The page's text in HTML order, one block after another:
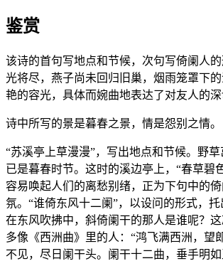
鉴赏
该诗的首句写地点和节候，次句写倚阑人
光将尽，燕子尚未回归旧巢，烟雨笼罩下
艳的容光，具体而婉曲地表达了对友人的深
诗中所写的景是暮春之景，情是怨别之情。
“苏溪亭上草漫漫”，写出地点和节候。野草
已是暮春时节。这时的溪边亭上，“春草碧
容易唤起人们的离愁别绪，正为下句中的
氛。“谁倚东风十二阑”，以设问的形式，托
在东风吹拂中，斜倚阑干的那人是谁呢？这
多像《西洲曲》里的人：“鸿飞满西洲，望
不见，尽日阑干头。阑干十二曲，垂手明如